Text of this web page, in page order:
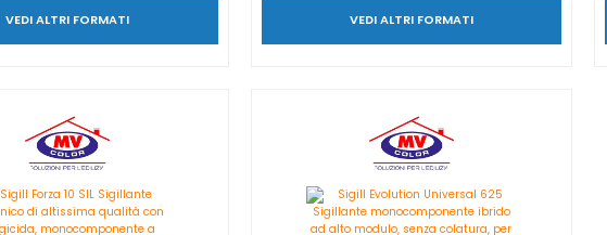
VEDI ALTRI FORMATI VEDI ALTRI FORMATI